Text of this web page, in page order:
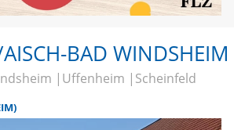
BAD WINDSHEIM
Uffenheim Scheinfeld